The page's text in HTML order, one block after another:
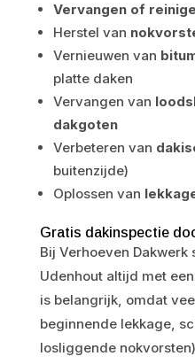
Vervangen of
Herstel van
Vernieuwen van
platte daken
Vervangen van
dakgoten
Verbeteren van
buitenzijde)
Oplossen van
Gratis dakinspectie
Bij Verhoeven
Udenhout altijd met een
is belangrijk, omdat
beginnende lekkage,
losliggende